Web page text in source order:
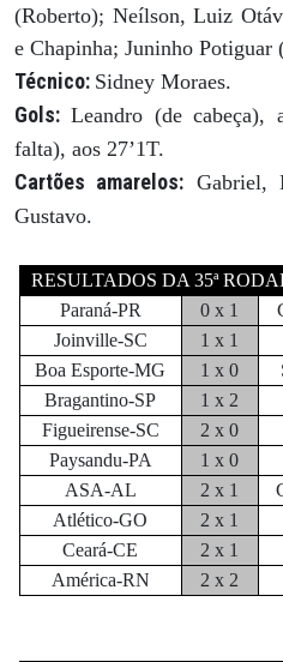
(Roberto); Neílson, Luiz
e Chapinha; Juninho Potiguar
Técnico: Sidney Moraes.
Gols: Leandro (de cabeça),
falta), aos 27’1T.
Cartões amarelos: Gabriel,
Gustavo.
RESULTADOS DA 35ª
Paraná-PR
0 x 1
Joinville-SC
1 x 1
Boa Esporte-MG
1 x 0
Bragantino-SP
1 x 2
Figueirense-SC
2 x 0
Paysandu-PA
1 x 0
ASA-AL
2 x 1
Atlético-GO
2 x 1
Ceará-CE
2 x 1
América-RN
2 x 2